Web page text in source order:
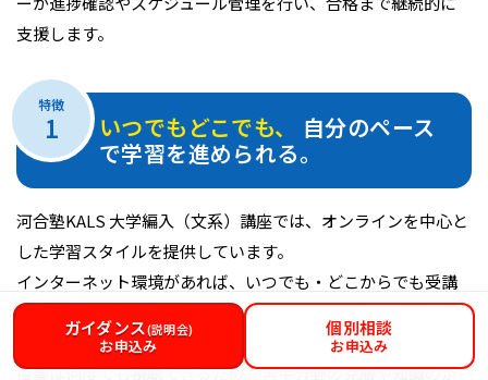
支援します。
特徴
1 いつでもどこでも、
自分のペース
で学習を進められる。
河合塾KALS 大学編入（文系）講座では、オンラインを中心と
した学習スタイルを提供しています。
インターネット環境があれば、いつでも・どこからでも受講
でき、ご自身の理解度や生活リズムに合わせて効率的に学習
を進められます。
授業は何度でも視聴できるため、苦手分野の克服や知識の定
ガイダンス(説明会)
お申込み
個別相談
お申込み